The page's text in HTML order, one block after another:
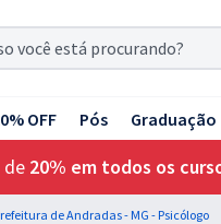
OFF Pós Graduação
de 20% em todos os
de Andradas - MG - Psicólogo